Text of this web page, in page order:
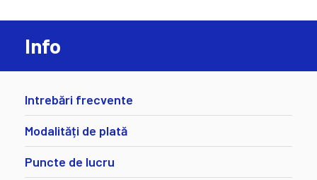
Info
Intrebări frecvente
Modalități de plată
Puncte de lucru